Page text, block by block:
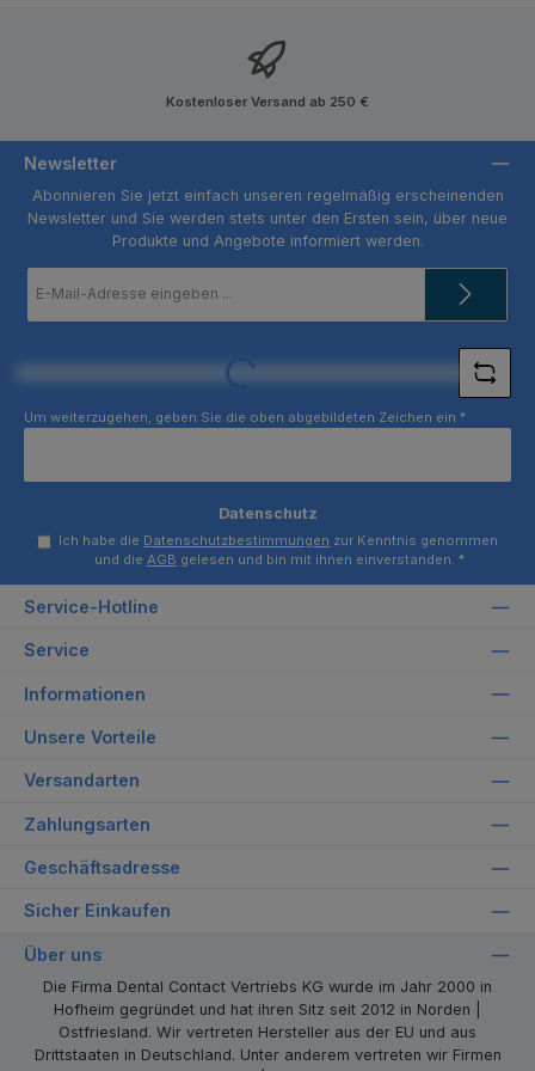
Kostenloser Versand ab 250 €
Newsletter
Abonnieren Sie jetzt einfach unseren regelmäßig erscheinenden
Newsletter und Sie werden stets unter den Ersten sein, über neue
Produkte und Angebote informiert werden.
Mail-
Loading...
Um weiterzugehen, geben Sie die oben abgebildeten Zeichen ein *
Datenschutz
Ich habe die Datenschutzbestimmungen zur Kenntnis genommen
und die AGB gelesen und bin mit ihnen einverstanden. *
Service-Hotline
Service
Informationen
Unsere Vorteile
Versandarten
Zahlungsarten
Geschäftsadresse
Sicher Einkaufen
Über uns
Die Firma Dental Contact Vertriebs KG wurde im Jahr 2000 in
Hofheim gegründet und hat ihren Sitz seit 2012 in Norden |
Ostfriesland. Wir vertreten Hersteller aus der EU und aus
Drittstaaten in Deutschland. Unter anderem vertreten wir Firmen